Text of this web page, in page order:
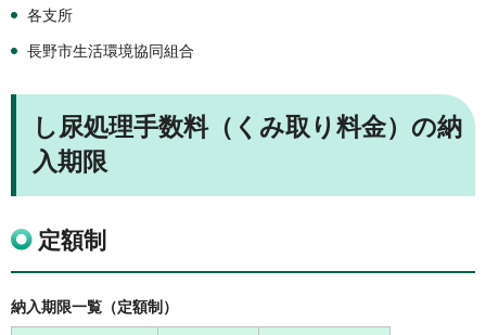
各支所
長野市生活環境協同組合
し尿処理手数料（くみ取り料金）の納
入期限
定額制
納入期限一覧（定額制）